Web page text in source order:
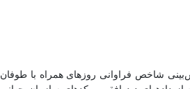
شاخص فراوانی روزهای همراه با طوفان